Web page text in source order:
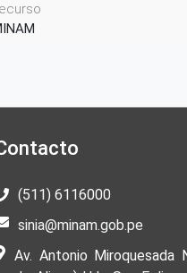
(511) 6116000
sinia@minam.gob.pe
Av. Antonio Miroquesada